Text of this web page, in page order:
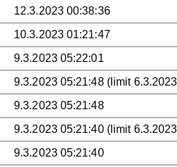
12.3.2023 00:38:36
10.3.2023 01:21:47
9.3.2023 05:22:01
9.3.2023 05:21:48 (limit
9.3.2023 05:21:48
9.3.2023 05:21:40 (limit
9.3.2023 05:21:40